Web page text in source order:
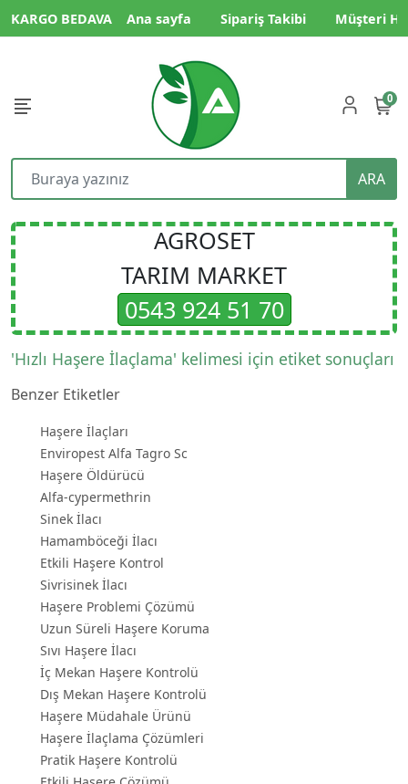
KARGO BEDAVA Ana sayfa Sipariş Takibi Müşteri
ARA
0
AGROSET
TARIM MARKET
0543 924 51 70
'Hızlı Haşere İlaçlama' kelimesi için etiket sonuçları
Benzer Etiketler
Haşere İlaçları
Enviropest Alfa Tagro Sc
Haşere Öldürücü
Alfa-cypermethrin
Sinek İlacı
Hamamböceği İlacı
Etkili Haşere Kontrol
Sivrisinek İlacı
Haşere Problemi Çözümü
Uzun Süreli Haşere Koruma
Sıvı Haşere İlacı
İç Mekan Haşere Kontrolü
Dış Mekan Haşere Kontrolü
Haşere Müdahale Ürünü
Haşere İlaçlama Çözümleri
Pratik Haşere Kontrolü